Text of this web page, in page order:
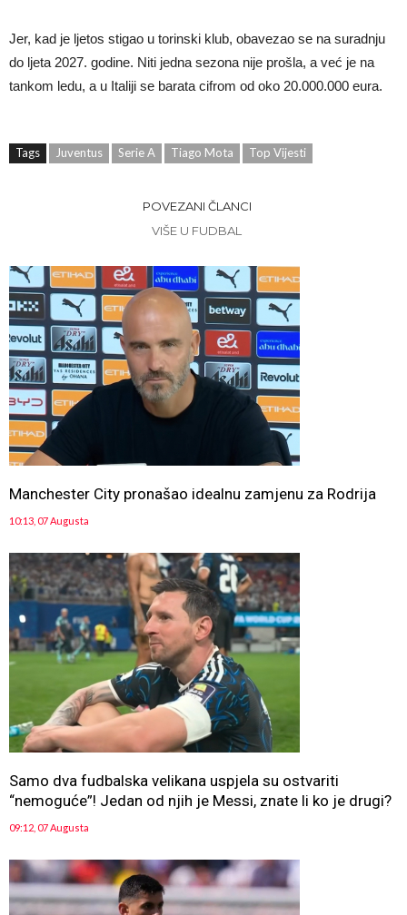
Jer, kad je ljetos stigao u torinski klub, obavezao se na suradnju
do ljeta 2027. godine. Niti jedna sezona nije prošla, a već je na
tankom ledu, a u Italiji se barata cifrom od oko 20.000.000 eura.
Tags Juventus Serie A Tiago Mota Top Vijesti
POVEZANI ČLANCI
VIŠE U FUDBAL
Manchester City pronašao idealnu zamjenu za Rodrija
10:13, 07 Augusta
Samo dva fudbalska velikana uspjela su ostvariti
“nemoguće”! Jedan od njih je Messi, znate li ko je drugi?
09:12, 07 Augusta